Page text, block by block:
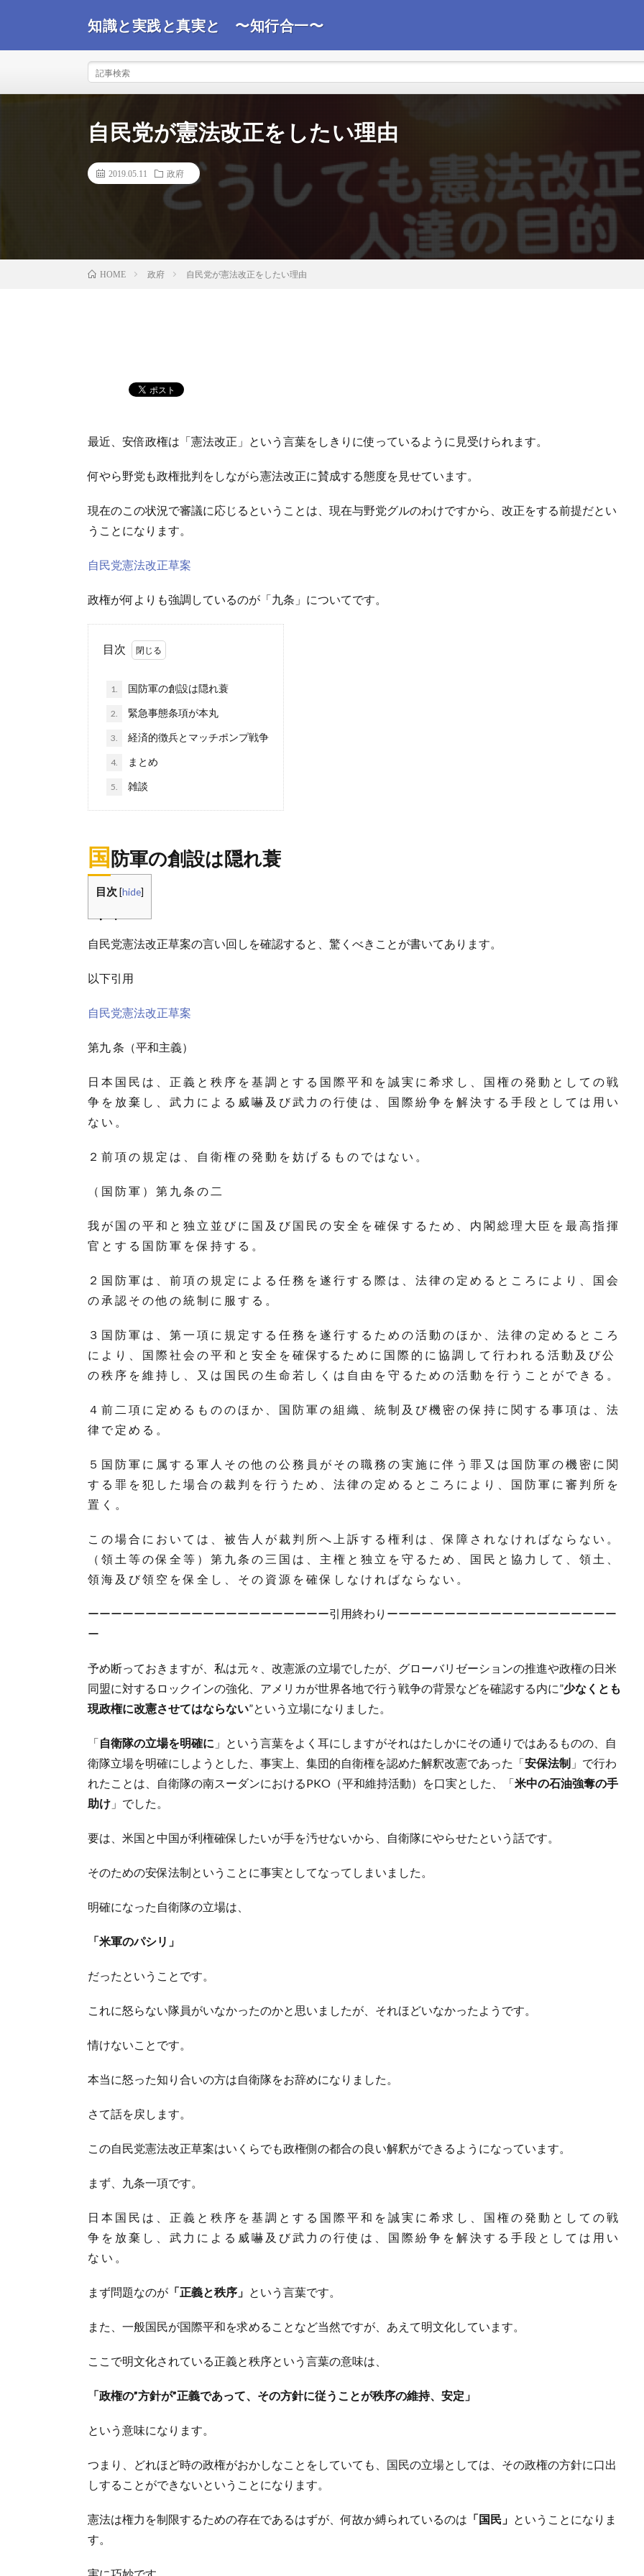
知識と実践と真実と 〜知行合一〜
ばと思います。
自民党が憲法改正をしたい理由
2019.05.11 政府
HOME 政府 自民党が憲法改正をしたい理由
最近、安倍政権は「憲法改正」という言葉をしきりに使っているように見受けられます。
何やら野党も政権批判をしながら憲法改正に賛成する態度を見せています。
現在のこの状況で審議に応じるということは、現在与野党グルのわけですから、改正をする前提だとい
うことになります。
自民党憲法改正草案
政権が何よりも強調しているのが「九条」についてです。
目次
1. 国防軍の創設は隠れ蓑
2. 緊急事態条項が本丸
3. 経済的徴兵とマッチポンプ戦争
4. まとめ
5. 雑談
国防軍の創設は隠れ蓑
目次 [hide]
自民党憲法改正草案の言い回しを確認すると、驚くべきことが書いてあります。
以下引用
自民党憲法改正草案
第九 条（平和主義）
日 本 国 民 は 、 正 義 と 秩 序 を 基 調 と す る 国 際 平 和 を 誠 実 に 希 求 し 、 国 権 の 発 動 と し て の 戦
争 を 放 棄 し 、 武 力 に よ る 威 嚇 及 び 武 力 の 行 使 は 、 国 際 紛 争 を 解 決 す る 手 段 と し て は 用 い
な い 。
２ 前 項 の 規 定 は 、 自 衛 権 の 発 動 を 妨 げ る も の で は な い 。
（ 国 防 軍 ） 第 九 条 の 二
我 が 国 の 平 和 と 独 立 並 び に 国 及 び 国 民 の 安 全 を 確 保 す る た め 、 内 閣 総 理 大 臣 を 最 高 指 揮
官 と す る 国 防 軍 を 保 持 す る 。
２ 国 防 軍 は 、 前 項 の 規 定 に よ る 任 務 を 遂 行 す る 際 は 、 法 律 の 定 め る と こ ろ に よ り 、 国 会
の 承 認 そ の 他 の 統 制 に 服 す る 。
３ 国 防 軍 は 、 第 一 項 に 規 定 す る 任 務 を 遂 行 す る た め の 活 動 の ほ か 、 法 律 の 定 め る と こ ろ
に よ り 、 国 際 社 会 の 平 和 と 安 全 を 確 保する た め に 国 際 的 に 協 調 し て 行 わ れ る 活 動 及 び 公
の 秩 序 を 維 持 し 、 又 は 国 民 の 生 命 若 し く は 自 由 を 守 る た め の 活 動 を 行 う こ と が で き る 。
４ 前 二 項 に 定 め る も の の ほ か 、 国 防 軍 の 組 織 、 統 制 及 び 機 密 の 保 持 に 関 す る 事 項 は 、 法
律 で 定 め る 。
５ 国 防 軍 に 属 す る 軍 人 そ の 他 の 公 務 員 が そ の 職 務 の 実 施 に 伴 う 罪 又 は 国 防 軍 の 機 密 に 関
す る 罪 を 犯 し た 場 合 の 裁 判 を 行 う た め 、 法 律 の 定 め る と こ ろ に よ り 、 国 防 軍 に 審 判 所 を
置 く 。
こ の 場 合 に お い て は 、 被 告 人 が 裁 判 所 へ 上 訴 す る 権 利 は 、 保 障 さ れ な け れ ば な ら な い 。
（ 領 土 等 の 保 全 等 ） 第 九 条 の 三 国 は 、 主 権 と 独 立 を 守 る た め 、 国 民 と 協 力 し て 、 領 土 、
領 海 及 び 領 空 を 保 全 し 、 そ の 資 源 を 確 保 し な け れ ば な ら な い 。
ーーーーーーーーーーーーーーーーーーーーー引用終わりーーーーーーーーーーーーーーーーーーーー
ー
予め断っておきますが、私は元々、改憲派の立場でしたが、グローバリゼーションの推進や政権の日米
同盟に対するロックインの強化、アメリカが世界各地で行う戦争の背景などを確認する内に”少なくとも
現政権に改憲させてはならない”という立場になりました。
「自衛隊の立場を明確に 」という言葉をよく耳にしますがそれはたしかにその通りではあるものの、自
衛隊立場を明確にしようとした、事実上、集団的自衛権を認めた解釈改憲であった「安保法制 」で行わ
れたことは、自衛隊の南スーダンにおけるPKO（平和維持活動）を口実とした、「米中の石油強奪の手
助け 」でした。
要は、米国と中国が利権確保したいが手を汚せないから、自衛隊にやらせたという話です。
そのための安保法制ということに事実としてなってしまいました。
明確になった自衛隊の立場は、
「米軍のパシリ」
だったということです。
これに怒らない隊員がいなかったのかと思いましたが、それほどいなかったようです。
情けないことです。
本当に怒った知り合いの方は自衛隊をお辞めになりました。
さて話を戻します。
この自民党憲法改正草案はいくらでも政権側の都合の良い解釈ができるようになっています。
まず、九条一項です。
日 本 国 民 は 、 正 義 と 秩 序 を 基 調 と す る 国 際 平 和 を 誠 実 に 希 求 し 、 国 権 の 発 動 と し て の 戦
争 を 放 棄 し 、 武 力 に よ る 威 嚇 及 び 武 力 の 行 使 は 、 国 際 紛 争 を 解 決 す る 手 段 と し て は 用 い
な い 。
まず問題なのが 「正義と秩序」 という言葉です。
また、一般国民が国際平和を求めることなど当然ですが、あえて明文化しています。
ここで明文化されている正義と秩序という言葉の意味は、
「政権の”方針が”正義であって、その方針に従うことが秩序の維持、安定」
という意味になります。
つまり、どれほど時の政権がおかしなことをしていても、国民の立場としては、その政権の方針に口出
しすることができないということになります。
憲法は権力を制限するための存在であるはずが、何故か縛られているのは 「国民」 ということになりま
す。